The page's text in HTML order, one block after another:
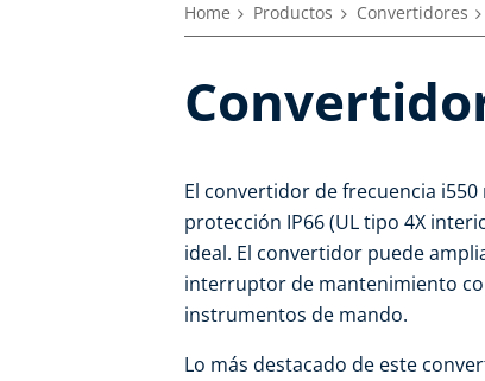
Home Productos Convertidores
El convertidor de frecuencia
protección IP66 (UL tipo 4X
ideal. El convertidor puede
interruptor de mantenimiento
instrumentos de mando.
Lo más destacado de este